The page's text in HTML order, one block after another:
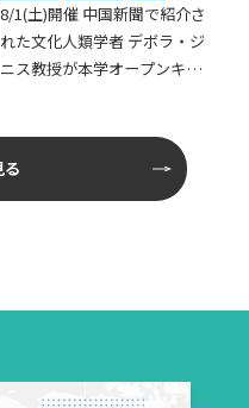
8/1(土)開催 中国新聞で紹介さ
れた文化人類学者 デボラ・ジ
ニス教授が本学オープンキャ
る